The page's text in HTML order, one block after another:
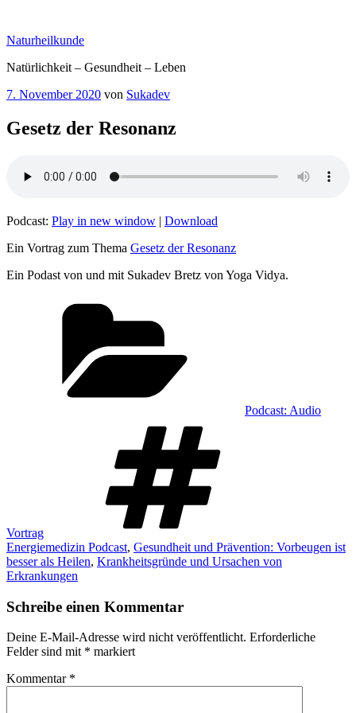
springen
Naturheilkunde
Natürlichkeit – Gesundheit – Leben
Veröffentlicht
7. November 2020 von Sukadev
Gesetz der Resonanz
Podcast: Play in new window | Download
Ein Vortrag zum Thema Gesetz der Resonanz
Ein Podast von und mit Sukadev Bretz von Yoga Vidya.
Podcast: Audio
Vortrag
Energiemedizin Podcast, Gesundheit und Prävention: Vorbeugen ist
besser als Heilen, Krankheitsgründe und Ursachen von
Erkrankungen
Schreibe einen Kommentar
Deine E-Mail-Adresse wird nicht veröffentlicht. Erforderliche
Felder sind mit * markiert
Kommentar *